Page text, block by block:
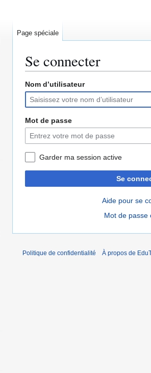
Se connecter
Aller
la
navigation
Aller
la
recherche
Nom d’utilisateur
Mot de passe
Garder ma session active
Se
Aide pour se
Mot de passe
Page spéciale
Politique de confidentialité À propos de